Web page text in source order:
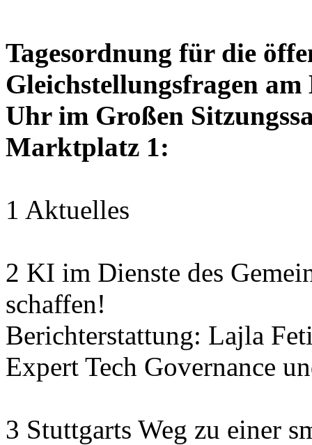
Tagesordnung für die
Gleichstellungsfragen
Uhr im Großen
Marktplatz 1:
1 Aktuelles
2 KI im Dienste des
schaffen!
Berichterstattung: Lajla
Expert Tech Governance
3 Stuttgarts Weg zu einer